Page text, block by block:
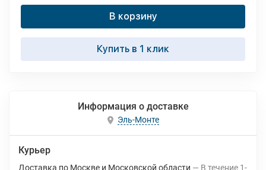
В корзину
Купить в 1 клик
Информация о доставке
Эль-Монте
Курьер
Доставка по Москве и Московской области В течение 1-